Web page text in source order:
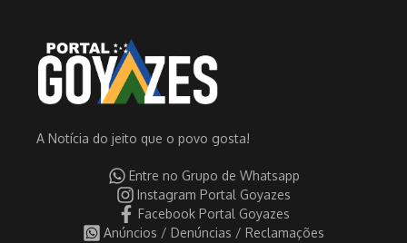
A Notícia do jeito que o povo gosta!
Entre no Grupo de Whatsapp
Instagram Portal Goyazes
Facebook Portal Goyazes
Anúncios / Denúncias / Reclamações